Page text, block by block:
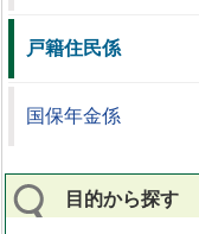
戸籍住民係
国保年金係
目的から探す